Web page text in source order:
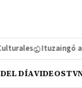
Ituzaingó
DÍAVIDEOSTV